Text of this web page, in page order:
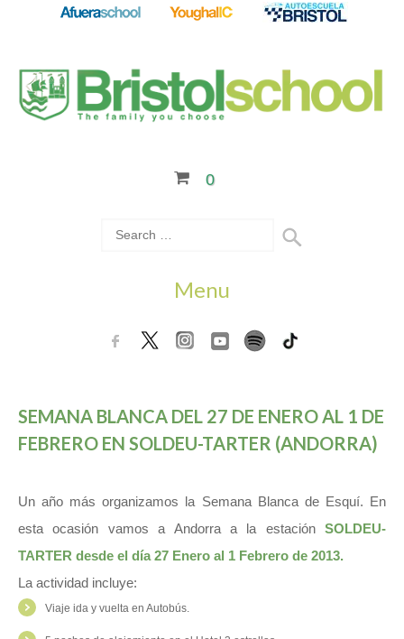
0
Menu
SEMANA BLANCA DEL 27 DE ENERO AL 1 DE
FEBRERO EN SOLDEU-TARTER (ANDORRA)
Un año más organizamos la Semana Blanca de Esquí. En
esta ocasión vamos a Andorra a la estación SOLDEU-
TARTER desde el día 27 Enero al 1 Febrero de 2013.
La actividad incluye:
Viaje ida y vuelta en Autobús.